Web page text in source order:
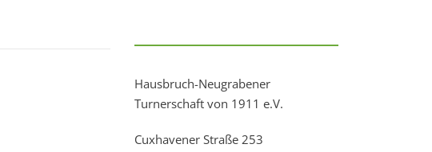
Hausbruch-Neugrabener
Turnerschaft von 1911 e.V.
Cuxhavener Straße 253